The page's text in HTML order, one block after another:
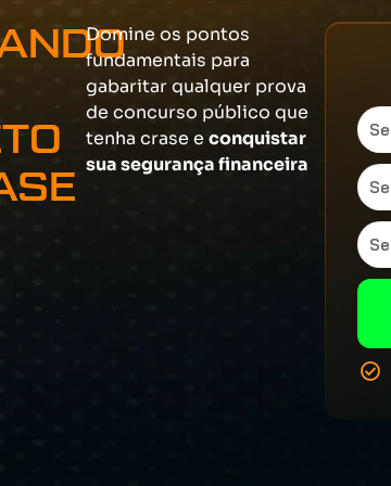
Domine os pontos
fundamentais para
gabaritar qualquer prova
de concurso público que
tenha crase econquistar
sua segurança financeira